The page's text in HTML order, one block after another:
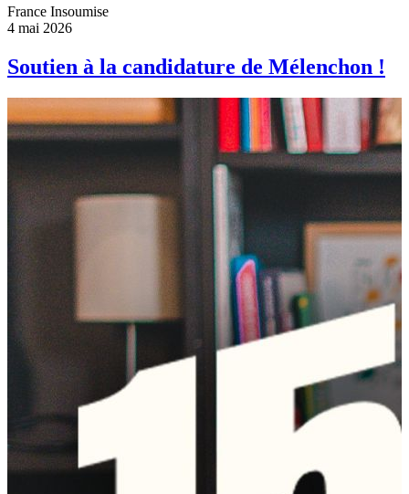
France Insoumise
4 mai 2026
Soutien à la candidature de Mélenchon !